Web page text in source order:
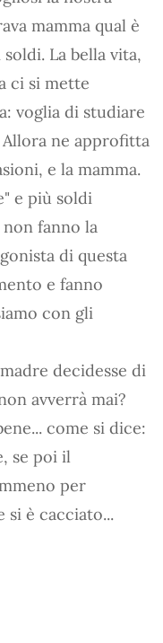
mamma qual è
La bella vita,
ci si mette
voglia di studiare
ne approfitta
e la mamma.
e più soldi
non fanno la
di questa
e fanno
con gli
decidesse di
avverrà mai?
come si dice:
se poi il
per
si è cacciato...